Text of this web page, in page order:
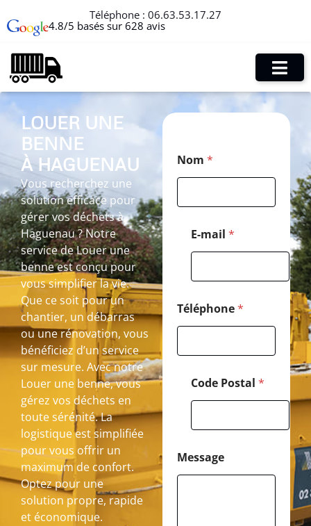
Téléphone : 06.63.53.17.27
4.8/5 basés sur 628 avis
LOUER UNE
BENNE
À HAGUENAU
Vous recherchez une
solution efficace pour
gérer vos déchets à
Haguenau ? Notre
service de Louer une
benne est conçu pour
vous simplifier la vie.
Que ce soit pour un
chantier, un débarras
ou une rénovation, vous
bénéficiez d’un service
sur mesure. Avec notre
Louer une benne, vous
gérez vos déchets en
toute sérénité. La
logistique est simplifiée
pour vous offrir un
maximum de confort.
Optez pour une
solution propre, rapide
et économique.
Nom *
E-mail *
Téléphone*
Code Postal *
é
p
h
o
n
e
*
*
Message